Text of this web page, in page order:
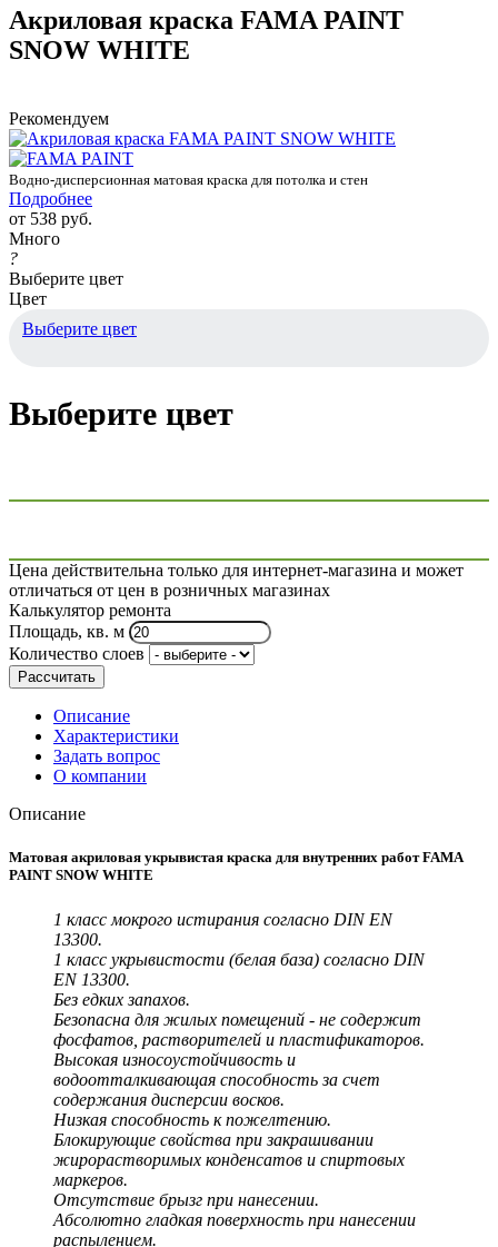
Акриловая краска FAMA PAINT
SNOW WHITE
Рекомендуем
Водно-дисперсионная матовая краска для потолка и стен
Подробнее
от 538 руб.
Много
?
Выберите цвет
Цвет
Выберите цвет
Выберите цвет
Цена действительна только для интернет-магазина и может
отличаться от цен в розничных магазинах
Калькулятор ремонта
Площадь, кв. м
Количество слоев
Рассчитать
Описание
Характеристики
Задать вопрос
О компании
Описание
Матовая акриловая укрывистая краска для внутренних работ FAMA
PAINT SNOW WHITE
1 класс мокрого истирания согласно DIN EN
13300.
1 класс укрывистости (белая база) согласно DIN
EN 13300.
Без едких запахов.
Безопасна для жилых помещений - не содержит
фосфатов, растворителей и пластификаторов.
Высокая износоустойчивость и
водоотталкивающая способность за счет
содержания дисперсии восков.
Низкая способность к пожелтению.
Блокирующие свойства при закрашивании
жирорастворимых конденсатов и спиртовых
маркеров.
Отсутствие брызг при нанесении.
Абсолютно гладкая поверхность при нанесении
распылением.